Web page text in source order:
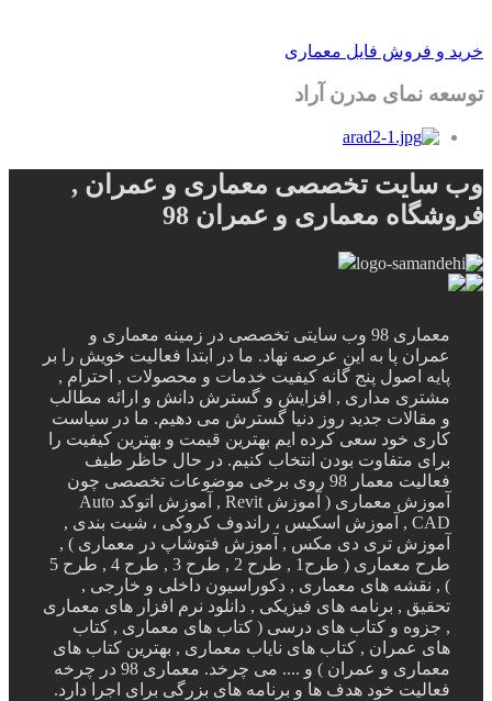
خرید و فروش فایل معماری
توسعه نمای مدرن آراد
وب سایت تخصصی معماری و عمران ,
فروشگاه معماری و عمران 98
معماری 98 وب سایتی تخصصی در زمینه معماری و
عمران پا به این عرصه نهاد. ما در ابتدا فعالیت خویش را بر
پایه اصول پنج گانه کیفیت خدمات و محصولات , احترام ,
مشتری مداری , افزایش و گسترش دانش و ارائه مطالب
و مقالات جدید روز دنیا گسترش می دهیم. ما در سیاست
کاری خود سعی کرده ایم بهترین قیمت و بهترین کیفیت را
برای متفاوت بودن انتخاب کنیم. در حال حاظر طیف
فعالیت معمار 98 روی برخی موضوعات تخصصی چون
آموزش معماری ( آموزش Revit , آموزش اتوکد Auto
CAD , آموزش اسکیس ، راندوف کروکی ، شیت بندی ,
آموزش تری دی مکس , آموزش فتوشاپ در معماری ) ,
طرح معماری ( طرح1 , طرح 2 , طرح 3 , طرح 4 , طرح 5
) , نقشه های معماری , دکوراسیون داخلی و خارجی ,
تحقیق , برنامه های فیزیکی , دانلود نرم افزار های معماری
, جزوه و کتاب های درسی ( کتاب های معماری , کتاب
های عمران , کتاب های نایاب معماری , بهترین کتاب های
معماری و عمران ) و .... می چرخد. معماری 98 در چرخه
فعالیت خود هدف ها و برنامه های بزرگی برای اجرا دارد.